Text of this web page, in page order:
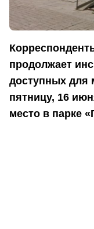
продолжает
доступных для
пятницу, 16
место в парке